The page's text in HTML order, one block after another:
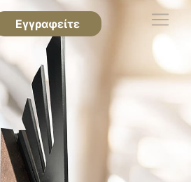
Εγγραφείτε